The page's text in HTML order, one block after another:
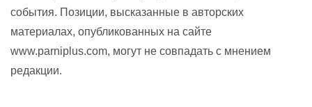
события. Позиции, высказанные в авторских
материалах, опубликованных на сайте
www.parniplus.com, могут не совпадать с мнением
редакции.